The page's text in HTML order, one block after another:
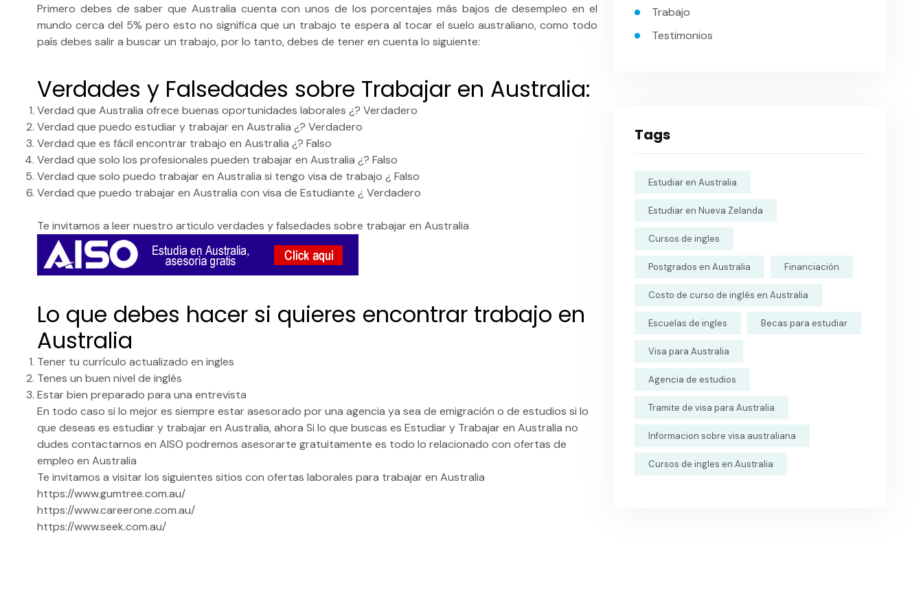
Primero debes de saber que Australia cuenta con unos de los porcentajes más bajos de desempleo en el
mundo cerca del 5% pero esto no significa que un trabajo te espera al tocar el suelo australiano, como todo
país debes salir a buscar un trabajo, por lo tanto, debes de tener en cuenta lo siguiente:
Verdades y Falsedades sobre Trabajar en Australia:
Verdad que Australia ofrece buenas oportunidades laborales ¿? Verdadero
Verdad que puedo estudiar y trabajar en Australia ¿? Verdadero
Verdad que es fácil encontrar trabajo en Australia ¿? Falso
Verdad que solo los profesionales pueden trabajar en Australia ¿? Falso
Verdad que solo puedo trabajar en Australia si tengo visa de trabajo ¿ Falso
Verdad que puedo trabajar en Australia con visa de Estudiante ¿ Verdadero
Te invitamos a leer nuestro articulo verdades y falsedades sobre trabajar en Australia
Lo que debes hacer si quieres encontrar trabajo en
Australia
Tener tu currículo actualizado en ingles
Tenes un buen nivel de inglés
Estar bien preparado para una entrevista
En todo caso si lo mejor es siempre estar asesorado por una agencia ya sea de emigración o de estudios si lo
que deseas es estudiar y trabajar en Australia, ahora Si lo que buscas es Estudiar y Trabajar en Australia no
dudes contactarnos en AISO podremos asesorarte gratuitamente es todo lo relacionado con ofertas de
empleo en Australia
Te invitamos a visitar los siguientes sitios con ofertas laborales para trabajar en Australia
https://www.gumtree.com.au/
https://www.careerone.com.au/
https://www.seek.com.au/
Trabajo
Testimonios
Tags
Estudiar en Australia
Estudiar en Nueva Zelanda
Cursos de ingles
Postgrados en Australia Financiación
Costo de curso de inglés en Australia
Escuelas de ingles Becas para estudiar
Visa para Australia
Agencia de estudios
Tramite de visa para Australia
Informacion sobre visa australiana
Cursos de ingles en Australia